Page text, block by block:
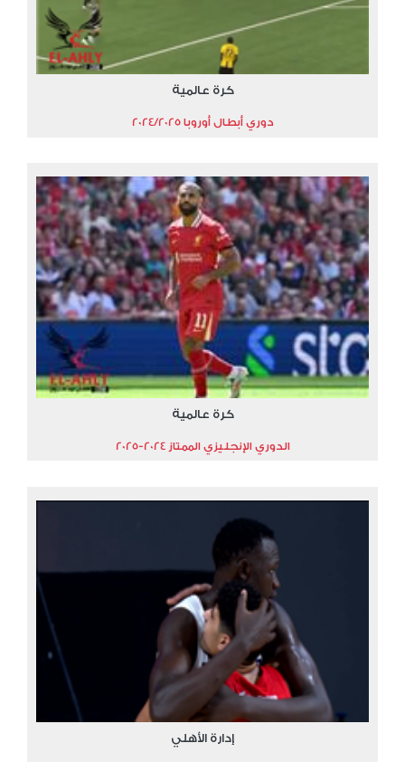
كرة عالمية
دوري أبطال أوروبا 2024/2025
كرة عالمية
الدوري الإنجليزي الممتاز 2024-2025
إدارة الأهلي